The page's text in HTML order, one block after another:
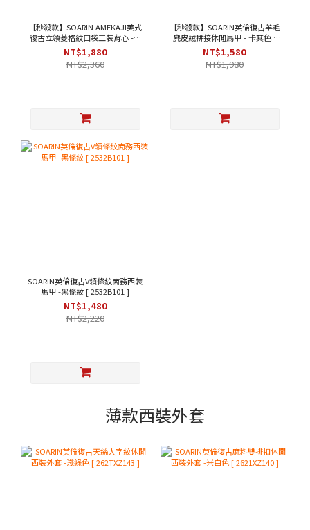
【秒殺款】SOARIN AMEKAJI美式
復古立領菱格紋口袋工裝背心 -墨
綠色 [253TB104]
NT$1,880
NT$2,360
【秒殺款】SOARIN英倫復古羊毛
麂皮絨拼接休閒馬甲 - 卡其色 [
203B313 ]
NT$1,580
NT$1,980
SOARIN英倫復古V領條紋商務西裝
馬甲 -黑條紋 [ 2532B101 ]
NT$1,480
NT$2,220
薄款西裝外套